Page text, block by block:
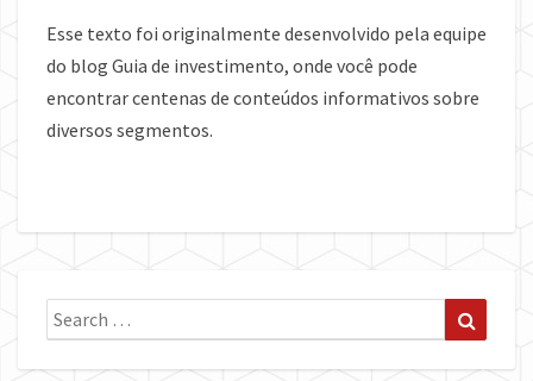
Esse texto foi originalmente desenvolvido pela equipe
do blog Guia de investimento, onde você pode
encontrar centenas de conteúdos informativos sobre
diversos segmentos.
Search
for: